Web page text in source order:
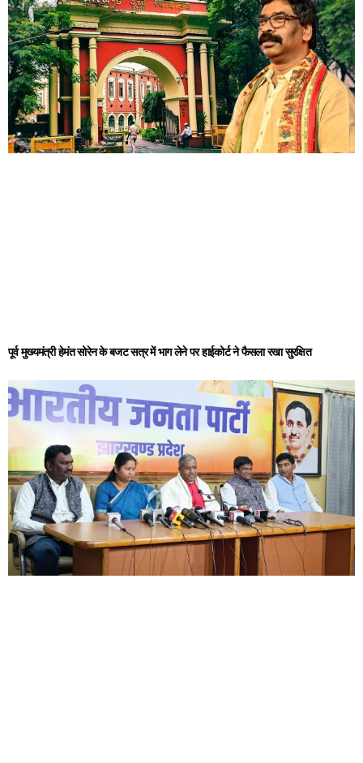
पूर्व मुख्यमंत्री हेमंत सोरेन के बजट सत्र में भाग लेने पर हाईकोर्ट ने फैसला रखा सुरक्षित